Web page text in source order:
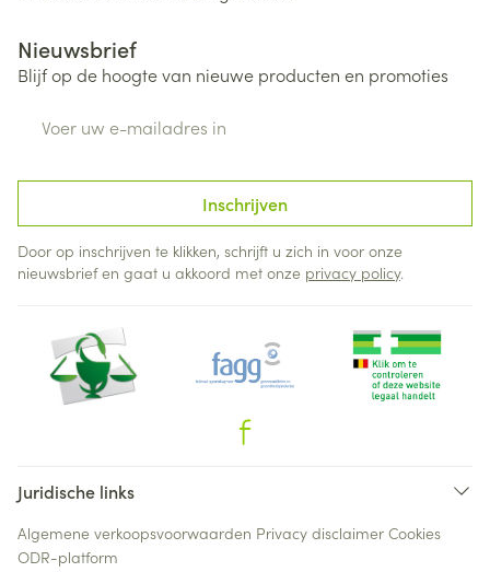
Nieuwsbrief
Blijf op de hoogte van nieuwe producten en promoties
Inschrijven
Door op inschrijven te klikken, schrijft u zich in voor onze
nieuwsbrief en gaat u akkoord met onze privacy policy.
Juridische links
Algemene verkoopsvoorwaarden Privacy disclaimer Cookies
ODR-platform